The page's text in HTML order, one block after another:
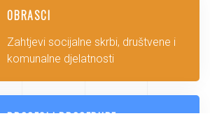
OBRASCI
Zahtjevi socijalne skrbi, društvene i
komunalne djelatnosti